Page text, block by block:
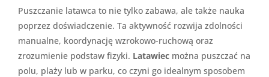
Puszczanie latawca to nie tylko zabawa, ale także nauka
poprzez doświadczenie. Ta aktywność rozwija zdolności
manualne, koordynację wzrokowo-ruchową oraz
zrozumienie podstaw fizyki. Latawiec można puszczać na
polu, plaży lub w parku, co czyni go idealnym sposobem